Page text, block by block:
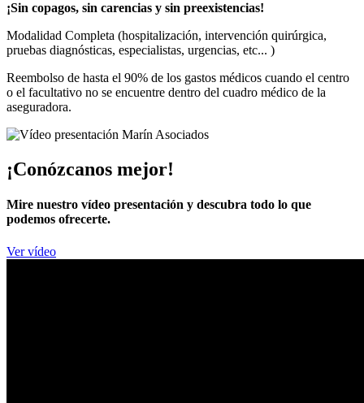
¡Sin copagos, sin carencias y sin preexistencias!
Modalidad Completa (hospitalización, intervención quirúrgica,
pruebas diagnósticas, especialistas, urgencias, etc... )
Reembolso de hasta el 90% de los gastos médicos cuando el centro
o el facultativo no se encuentre dentro del cuadro médico de la
aseguradora.
¡Conózcanos mejor!
Mire nuestro vídeo presentación y descubra todo lo que
podemos ofrecerte.
Ver vídeo